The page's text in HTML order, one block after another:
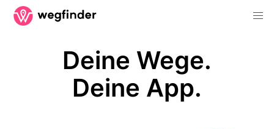
Deine Wege.
Deine App.